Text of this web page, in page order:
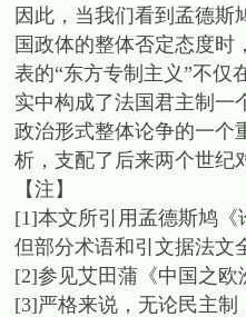
因此，当我们看到孟德斯
国政体的整体否定态度时
表的“东方专制主义”不仅
实中构成了法国君主制一
政治形式整体论争的一个
析，支配了后来两个世纪
【注】
[1]本文所引用孟德斯鸠《
但部分术语和引文据法文
[2]参见艾田蒲《中国之欧
[3]严格来说，无论民主制